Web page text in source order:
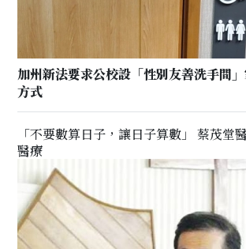
加州新法要求公校設「性別友善洗手間
方式
「不要數算日子，讓日子算數」 蔡茂堂
醫療